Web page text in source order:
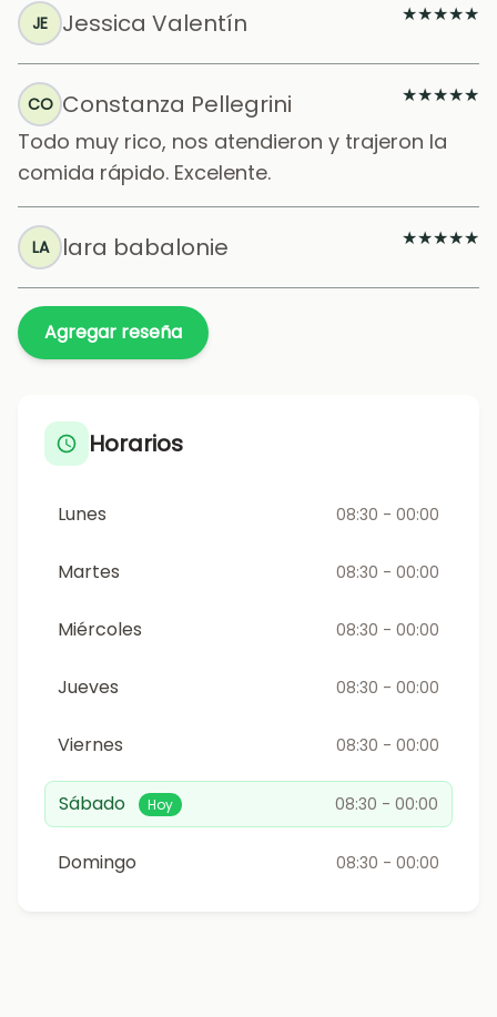
JE Jessica Valentín ★★★★★
CO Constanza Pellegrini ★★★★★
Todo muy rico, nos atendieron y trajeron la
comida rápido. Excelente.
LA lara babalonie ★★★★★
Agregar reseña
Horarios
Lunes 08:30 - 00:00
Martes 08:30 - 00:00
Miércoles 08:30 - 00:00
Jueves 08:30 - 00:00
Viernes 08:30 - 00:00
Sábado Hoy 08:30 - 00:00
Domingo 08:30 - 00:00